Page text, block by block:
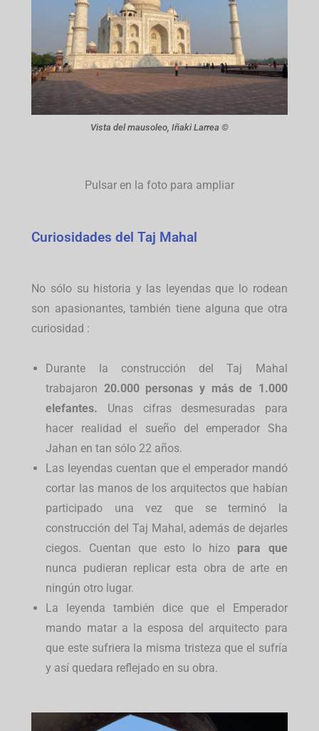
Vista del mausoleo, Iñaki Larrea ©
Pulsar en la foto para ampliar
Curiosidades del Taj Mahal
No sólo su historia y las leyendas que lo rodean
son apasionantes, también tiene alguna que otra
curiosidad :
Durante la construcción del Taj Mahal
trabajaron 20.000 personas y más de 1.000
elefantes. Unas cifras desmesuradas para
hacer realidad el sueño del emperador Sha
Jahan en tan sólo 22 años.
Las leyendas cuentan que el emperador mandó
cortar las manos de los arquitectos que habían
participado una vez que se terminó la
construcción del Taj Mahal, además de dejarles
ciegos. Cuentan que esto lo hizo para que
nunca pudieran replicar esta obra de arte en
ningún otro lugar.
La leyenda también dice que el Emperador
mando matar a la esposa del arquitecto para
que este sufriera la misma tristeza que el sufría
y así quedara reflejado en su obra.